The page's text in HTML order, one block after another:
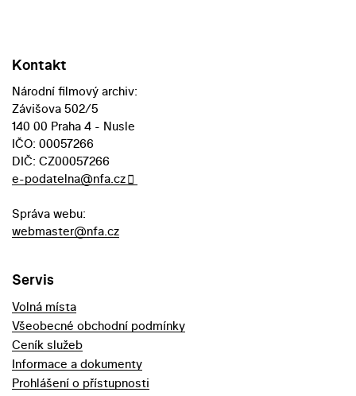
Kontakt
Národní filmový archiv:
Závišova 502/5
140 00 Praha 4 - Nusle
IČO: 00057266
DIČ: CZ00057266
e-podatelna@nfa.cz
Správa webu:
webmaster@nfa.cz
Servis
Volná místa
Všeobecné obchodní podmínky
Ceník služeb
Informace a dokumenty
Prohlášení o přístupnosti